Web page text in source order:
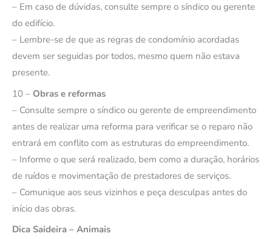
– Em caso de dúvidas, consulte sempre o síndico ou gerente
do edifício.
– Lembre-se de que as regras de condomínio acordadas
devem ser seguidas por todos, mesmo quem não estava
presente.
10 – Obras e reformas
– Consulte sempre o síndico ou gerente de empreendimento
antes de realizar uma reforma para verificar se o reparo não
entrará em conflito com as estruturas do empreendimento.
– Informe o que será realizado, bem como a duração, horários
de ruídos e movimentação de prestadores de serviços.
– Comunique aos seus vizinhos e peça desculpas antes do
início das obras.
Dica Saideira – Animais